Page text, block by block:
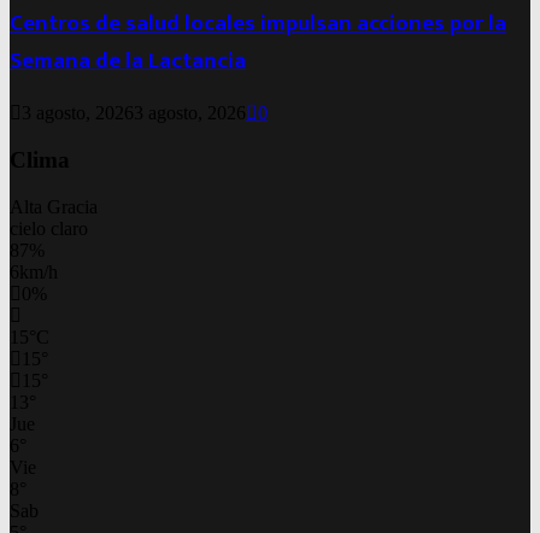
Centros de salud locales impulsan acciones por la
Semana de la Lactancia
3 agosto, 2026 3 agosto, 2026 0
Clima
Alta Gracia
cielo claro
87%
6km/h
0%
15 C
15
15
13
Jue
6
Vie
8
Sab